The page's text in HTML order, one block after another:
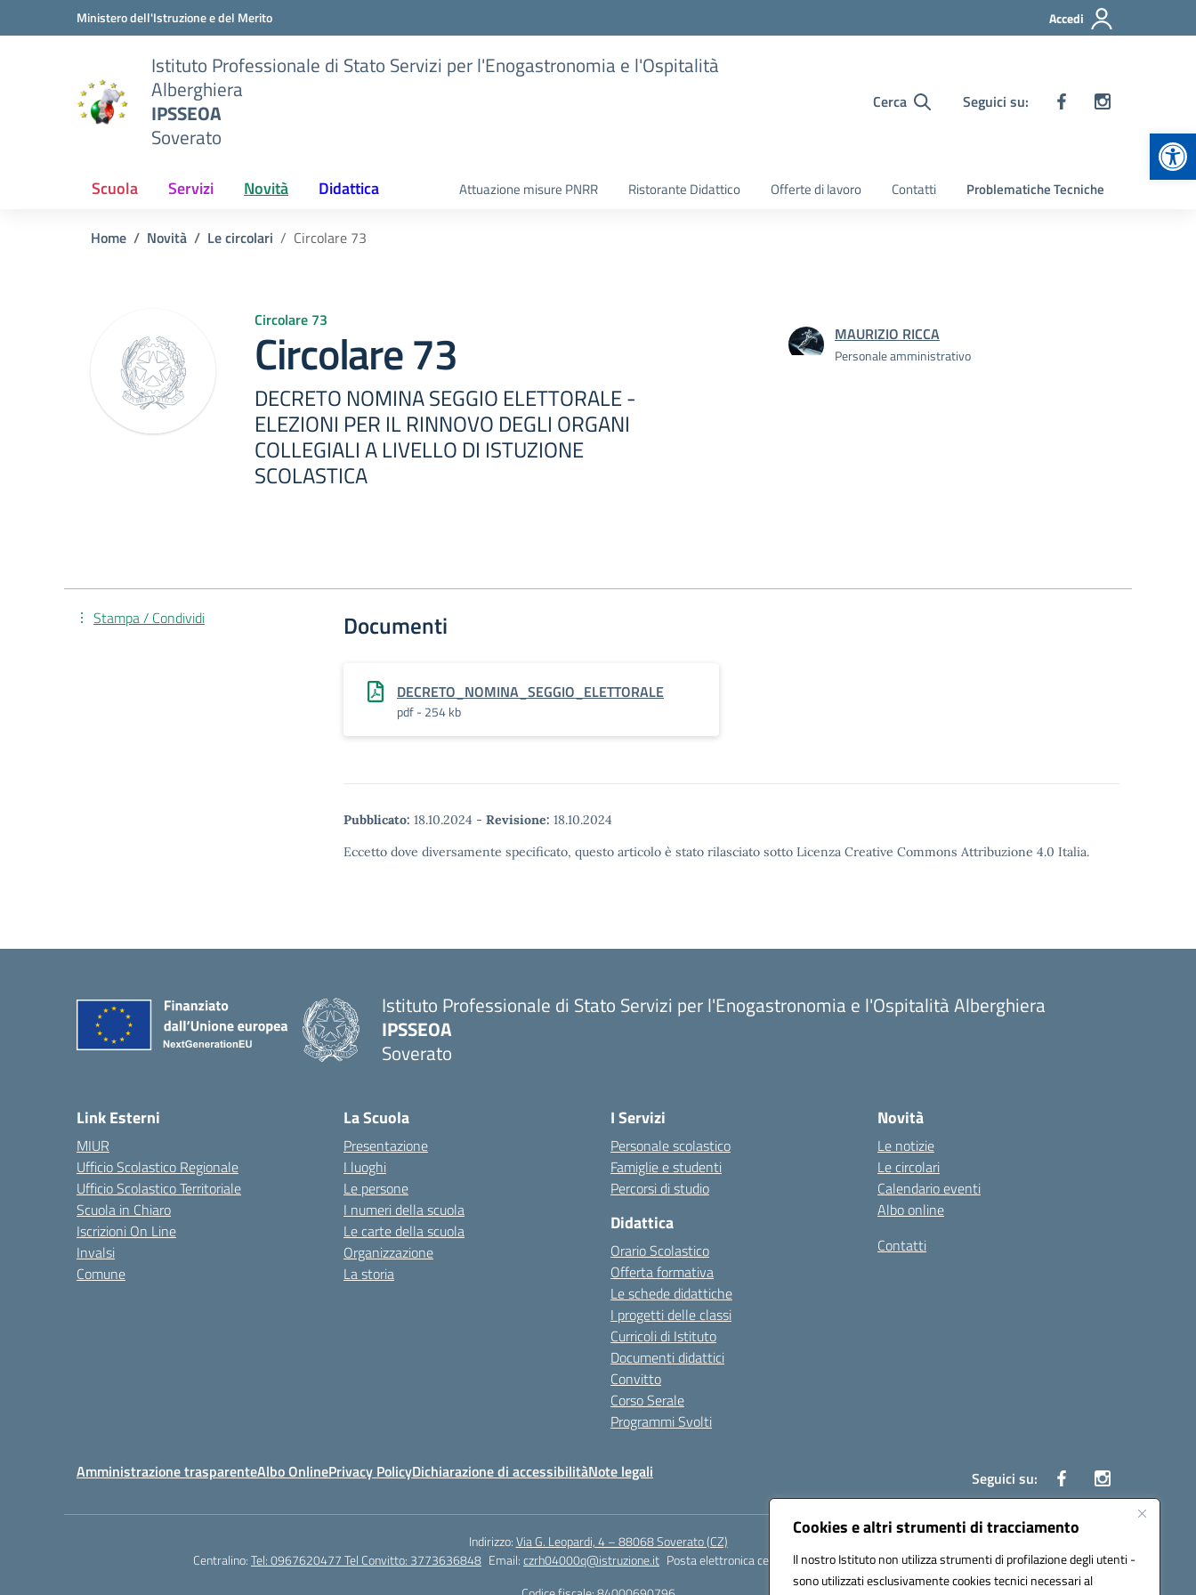
Cookies e altri strumenti di tracciamento
Il nostro Istituto non utilizza strumenti di profilazione degli utenti -
sono utilizzati esclusivamente cookies tecnici necessari al
Vai ai contenuti
Vai al menu di navigazioneMinistero dell'Istruzione e del Merito Accedi
Istituto Professionale di Stato Servizi per l'Enogastronomia e l'Ospitalità
Alberghiera
IPSSEOA
Soverato
Cerca Seguici su:
Scuola Servizi Novità Didattica Attuazione misure PNRR Ristorante Didattico Offerte di lavoro Contatti Problematiche Tecniche
Home Novità Le circolari Circolare 73
Circolare 73
Circolare 73
DECRETO NOMINA SEGGIO ELETTORALE -
ELEZIONI PER IL RINNOVO DEGLI ORGANI
COLLEGIALI A LIVELLO DI ISTUZIONE
SCOLASTICA
MAURIZIO RICCA
Personale amministrativo
Documenti
DECRETO_NOMINA_SEGGIO_ELETTORALE
pdf - 254 kb
Pubblicato: 18.10.2024 - Revisione: 18.10.2024
Eccetto dove diversamente specificato, questo articolo è stato rilasciato sotto Licenza Creative Commons Attribuzione 4.0 Italia.
Stampa / Condividi
Istituto Professionale di Stato Servizi per l'Enogastronomia e l'Ospitalità Alberghiera
IPSSEOA
Soverato
Link Esterni
MIUR
Ufficio Scolastico Regionale
Ufficio Scolastico Territoriale
Scuola in Chiaro
Iscrizioni On Line
Invalsi
Comune
La Scuola
Presentazione
I luoghi
Le persone
I numeri della scuola
Le carte della scuola
Organizzazione
La storia
I Servizi
Personale scolastico
Famiglie e studenti
Percorsi di studio
Didattica
Orario Scolastico
Offerta formativa
Le schede didattiche
I progetti delle classi
Curricoli di Istituto
Documenti didattici
Convitto
Corso Serale
Programmi Svolti
Novità
Le notizie
Le circolari
Calendario eventi
Albo online
Contatti
Amministrazione trasparenteAlbo OnlinePrivacy PolicyDichiarazione di accessibilitàNote legali Seguici su:
Indirizzo:Via G. Leopardi, 4 – 88068 Soverato (CZ)
Centralino:Tel: 0967620477 Tel Convitto: 3773636848 Email:czrh04000q@istruzione.it Posta elettronica certificata (PEC):czrh04000q@pec.istruzione.it